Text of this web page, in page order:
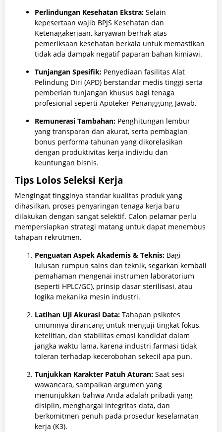
Perlindungan Kesehatan Ekstra: Selain
kepesertaan wajib BPJS Kesehatan dan
Ketenagakerjaan, karyawan berhak atas
pemeriksaan kesehatan berkala untuk memastikan
tidak ada dampak negatif paparan bahan kimiawi.
Tunjangan Spesifik: Penyediaan fasilitas Alat
Pelindung Diri (APD) berstandar medis tinggi serta
pemberian tunjangan khusus bagi tenaga
profesional seperti Apoteker Penanggung Jawab.
Remunerasi Tambahan: Penghitungan lembur
yang transparan dan akurat, serta pembagian
bonus performa tahunan yang dikorelasikan
dengan produktivitas kerja individu dan
keuntungan bisnis.
Tips Lolos Seleksi Kerja
Mengingat tingginya standar kualitas produk yang
dihasilkan, proses penyaringan tenaga kerja baru
dilakukan dengan sangat selektif. Calon pelamar perlu
mempersiapkan strategi matang untuk dapat menembus
tahapan rekrutmen.
Penguatan Aspek Akademis & Teknis: Bagi
lulusan rumpun sains dan teknik, segarkan kembali
pemahaman mengenai instrumen laboratorium
(seperti HPLC/GC), prinsip dasar sterilisasi, atau
logika mekanika mesin industri.
Latihan Uji Akurasi Data: Tahapan psikotes
umumnya dirancang untuk menguji tingkat fokus,
ketelitian, dan stabilitas emosi kandidat dalam
jangka waktu lama, karena industri farmasi tidak
toleran terhadap kecerobohan sekecil apa pun.
Tunjukkan Karakter Patuh Aturan: Saat sesi
wawancara, sampaikan argumen yang
menunjukkan bahwa Anda adalah pribadi yang
disiplin, menghargai integritas data, dan
berkomitmen penuh pada prosedur keselamatan
kerja (K3).